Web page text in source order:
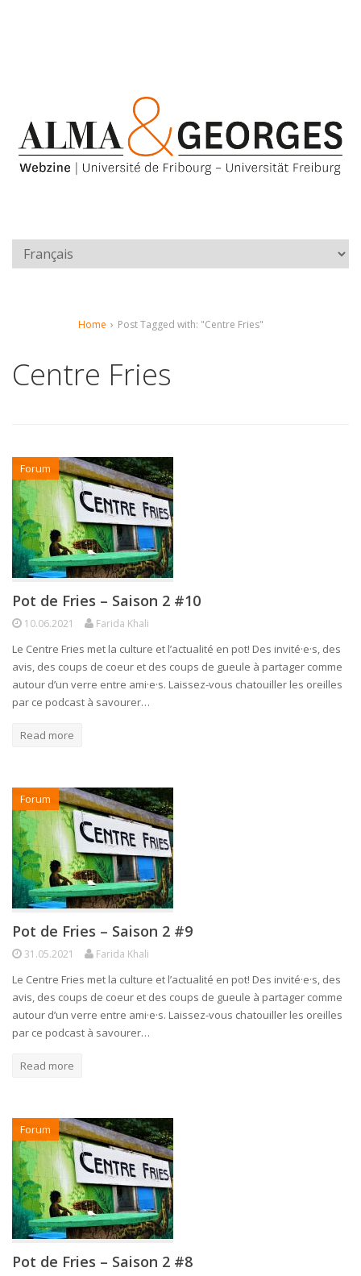
Home › Post Tagged with: "Centre Fries"
Centre Fries
Forum
Pot de Fries – Saison 2 #10
10.06.2021 Farida Khali
Le Centre Fries met la culture et l’actualité en pot! Des invité·e·s, des
avis, des coups de coeur et des coups de gueule à partager comme
autour d’un verre entre ami·e·s. Laissez-vous chatouiller les oreilles
par ce podcast à savourer…
Read more
Forum
Pot de Fries – Saison 2 #9
31.05.2021 Farida Khali
Le Centre Fries met la culture et l’actualité en pot! Des invité·e·s, des
avis, des coups de coeur et des coups de gueule à partager comme
autour d’un verre entre ami·e·s. Laissez-vous chatouiller les oreilles
par ce podcast à savourer…
Read more
Forum
Pot de Fries – Saison 2 #8